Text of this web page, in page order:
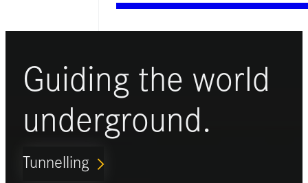
Guiding the world
underground.
Tunnelling ARROW_FORWARD_IOS